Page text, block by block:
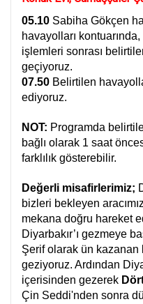
05.10 Sabiha Gökçen
havayolları
işlemleri sonrası
geçiyoruz.
07.50 Belirtilen
ediyoruz.
NOT: Programda
bağlı olarak 1 saat
farklılık gösterebilir.
Değerli misafirlerimiz;
bizleri bekleyen
mekana doğru hareket
Diyarbakır’ı gezmeye
Şerif olarak ün kazanan
geziyoruz. Ardından
içerisinden gezerek
Çin Seddi'nden sonra